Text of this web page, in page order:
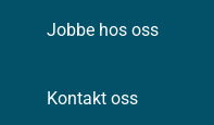
Jobbe hos oss
Kontakt oss